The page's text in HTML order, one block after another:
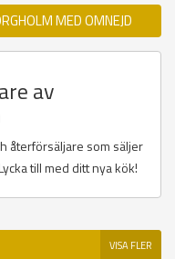
MED OMNEJD
av
återförsäljare som säljer
till med ditt nya kök!
VISA FLER